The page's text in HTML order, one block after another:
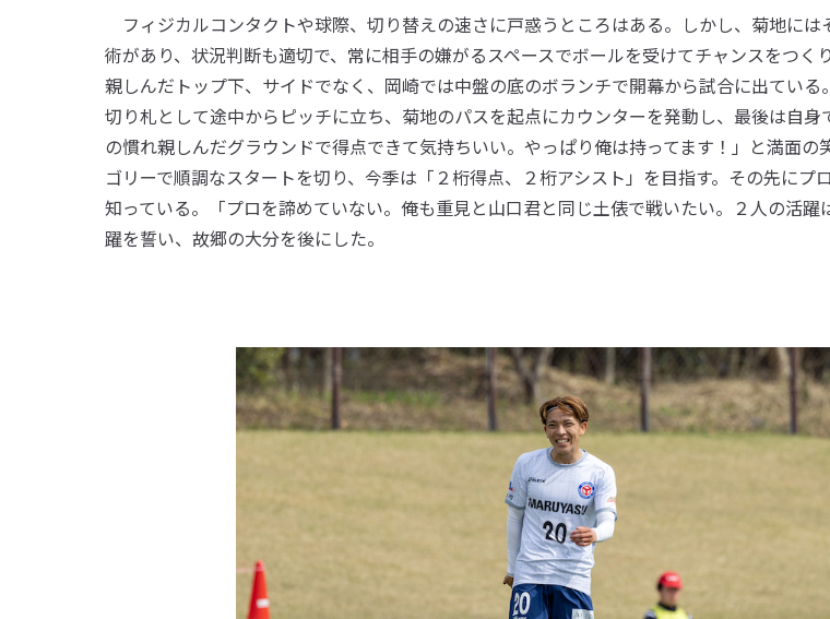
フィジカルコンタクトや球際、切り替えの速さに戸惑うところはある。しかし、菊地には
術があり、状況判断も適切で、常に相手の嫌がるスペースでボールを受けてチャンスをつく
親しんだトップ下、サイドでなく、岡崎では中盤の底のボランチで開幕から試合に出ている
切り札として途中からピッチに立ち、菊地のパスを起点にカウンターを発動し、最後は自
の慣れ親しんだグラウンドで得点できて気持ちいい。やっぱり俺は持ってます！」と満面の
ゴリーで順調なスタートを切り、今季は「２桁得点、２桁アシスト」を目指す。その先にプ
知っている。「プロを諦めていない。俺も重見と山口君と同じ土俵で戦いたい。２人の活躍
躍を誓い、故郷の大分を後にした。